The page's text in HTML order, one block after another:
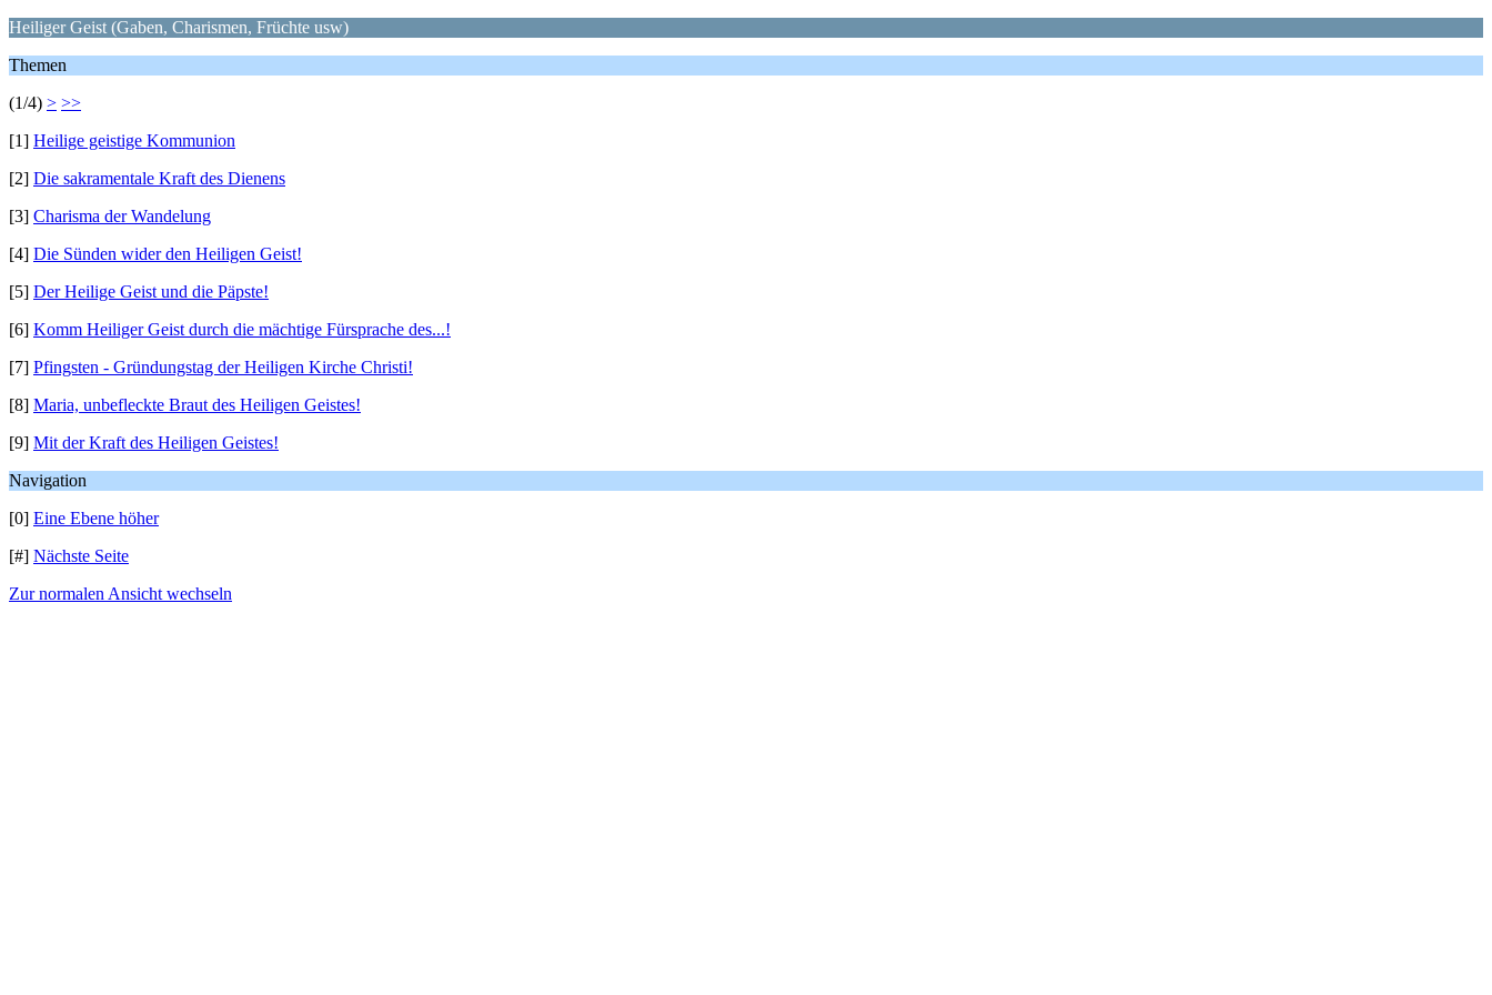
Heiliger Geist (Gaben, Charismen, Früchte usw)
Themen
(1/4) > >>
[1] Heilige geistige Kommunion
[2] Die sakramentale Kraft des Dienens
[3] Charisma der Wandelung
[4] Die Sünden wider den Heiligen Geist!
[5] Der Heilige Geist und die Päpste!
[6] Komm Heiliger Geist durch die mächtige Fürsprache des...!
[7] Pfingsten - Gründungstag der Heiligen Kirche Christi!
[8] Maria, unbefleckte Braut des Heiligen Geistes!
[9] Mit der Kraft des Heiligen Geistes!
Navigation
[0] Eine Ebene höher
[#] Nächste Seite
Zur normalen Ansicht wechseln